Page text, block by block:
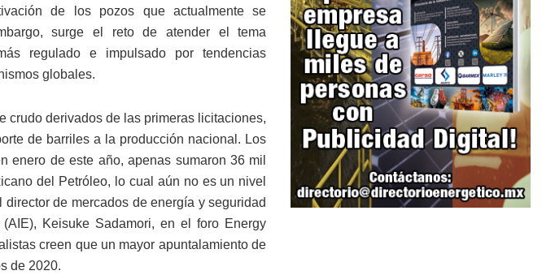
de los pozos que actualmente se
surge el reto de atender el tema
regulado e impulsado por tendencias
globales.
crudo derivados de las primeras licitaciones,
de barriles a la producción nacional. Los
enero de este año, apenas sumaron 36 mil
del Petróleo, lo cual aún no es un nivel
de mercados de energía y seguridad
Keisuke Sadamori, en el foro Energy
creen que un mayor apuntalamiento de
de 2020.